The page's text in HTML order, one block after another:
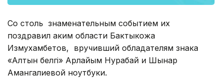
Со столь знаменательным событием их
поздравил аким области Бактыкожа
Измухамбетов, вручивший обладателям знака
«Алтын белгі» Арлайым Нурабай и Шынар
Амангалиевой ноутбуки.